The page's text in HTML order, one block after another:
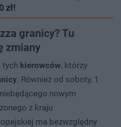
zł!
granicy? Tu
zmiany
tych kierowców, którzy
. Również od soboty, 1
nowym
z kraju
ma bezwzględny